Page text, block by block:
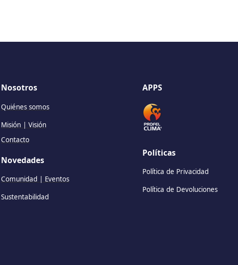
Nosotros
Quiénes somos
Misión | Visión
Contacto
Novedades
Comunidad | Eventos
Sustentabilidad
APPS
Políticas
Política de Privacidad
Política de Devoluciones